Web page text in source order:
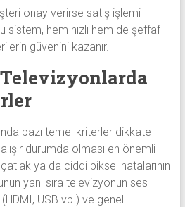
onay verirse satış işlemi
sistem, hem hızlı hem de şeffaf
güvenini kazanır.
Televizyonlarda
bazı temel kriterler dikkate
durumda olması en önemli
ya da ciddi piksel hatalarının
yanı sıra televizyonun ses
USB vb.) ve genel